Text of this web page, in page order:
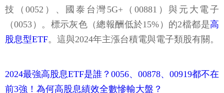
技（0052）、國泰台灣5G+（00881）與元大電子
（0053）。標示灰色（總報酬低於15%）的2檔都是高
股息型ETF。這與2024年主漲台積電與電子類股有關。
2024最強高股息ETF是誰？0056、00878、00919都不在
前3強！為何高股息績效全數慘輸大盤？